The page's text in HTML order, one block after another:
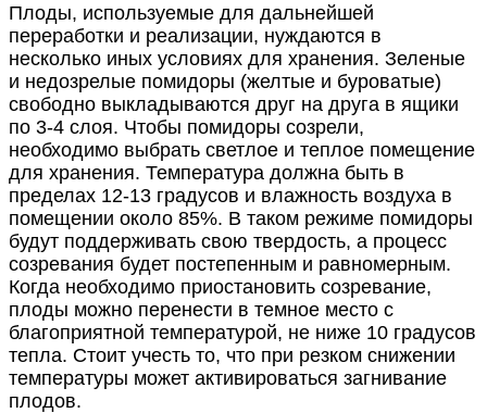
Плоды, используемые для дальнейшей
переработки и реализации, нуждаются в
несколько иных условиях для хранения. Зеленые
и недозрелые помидоры (желтые и буроватые)
свободно выкладываются друг на друга в ящики
по 3-4 слоя. Чтобы помидоры созрели,
необходимо выбрать светлое и теплое помещение
для хранения. Температура должна быть в
пределах 12-13 градусов и влажность воздуха в
помещении около 85%. В таком режиме помидоры
будут поддерживать свою твердость, а процесс
созревания будет постепенным и равномерным.
Когда необходимо приостановить созревание,
плоды можно перенести в темное место с
благоприятной температурой, не ниже 10 градусов
тепла. Стоит учесть то, что при резком снижении
температуры может активироваться загнивание
плодов.